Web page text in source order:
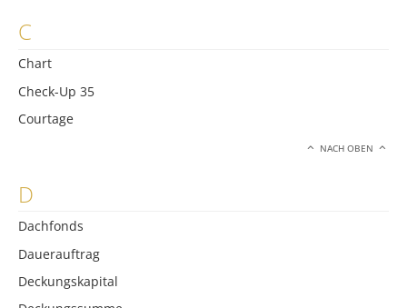
C
Chart
Check-Up 35
Courtage
NACH OBEN
D
Dachfonds
Dauerauftrag
Deckungskapital